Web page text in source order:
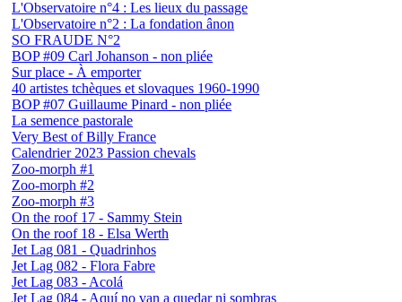
L'Observatoire n°4 : Les lieux du passage
L'Observatoire n°2 : La fondation ânon
SO FRAUDE N°2
BOP #09 Carl Johanson - non pliée
Sur place - À emporter
40 artistes tchèques et slovaques 1960-1990
BOP #07 Guillaume Pinard - non pliée
La semence pastorale
Very Best of Billy France
Calendrier 2023 Passion chevals
Zoo-morph #1
Zoo-morph #2
Zoo-morph #3
On the roof 17 - Sammy Stein
On the roof 18 - Elsa Werth
Jet Lag 081 - Quadrinhos
Jet Lag 082 - Flora Fabre
Jet Lag 083 - Acolá
Jet Lag 084 - Aquí no van a quedar ni sombras